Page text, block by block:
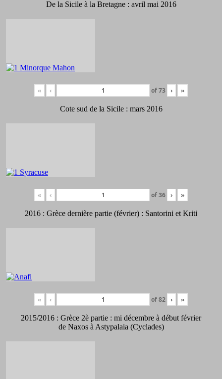
De la Sicile à la Bretagne : avril mai 2016
« ‹ of73 › »
Cote sud de la Sicile : mars 2016
« ‹ of36 › »
2016 : Grèce dernière partie (février) : Santorini et Kriti
« ‹ of82 › »
2015/2016 : Grèce 2è partie : mi décembre à début février
de Naxos à Astypalaia (Cyclades)